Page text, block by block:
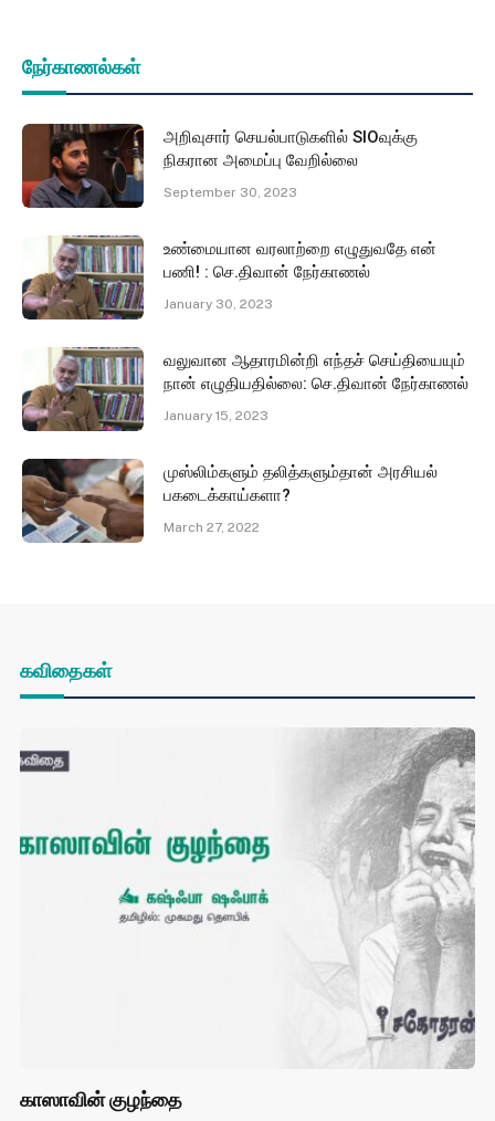
நேர்காணல்கள்
அறிவுசார் செயல்பாடுகளில் SIOவுக்கு
நிகரான அமைப்பு வேறில்லை
September 30, 2023
உண்மையான வரலாற்றை எழுதுவதே என்
பணி! : செ.திவான் நேர்காணல்
January 30, 2023
வலுவான ஆதாரமின்றி எந்தச் செய்தியையும்
நான் எழுதியதில்லை: செ.திவான் நேர்காணல்
January 15, 2023
முஸ்லிம்களும் தலித்களும்தான் அரசியல்
பகடைக்காய்களா?
March 27, 2022
கவிதைகள்
காஸாவின் குழந்தை